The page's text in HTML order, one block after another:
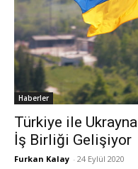
Haberler
Türkiye ile
İş Birliği Gelişiyor
Furkan Kalay - 24 Eylül 2020